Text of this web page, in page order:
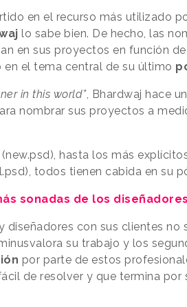
en el recurso más utilizado
lo sabe bien. De hecho, las
en sus proyectos en función
el tema central de su último
in this world”, Bhardwaj hace
nombrar sus proyectos a
hasta los más
todos tienen cabida en su
sonadas de los diseñadores
diseñadores con sus clientes no
su trabajo y los
por parte de estos
de resolver y que termina por